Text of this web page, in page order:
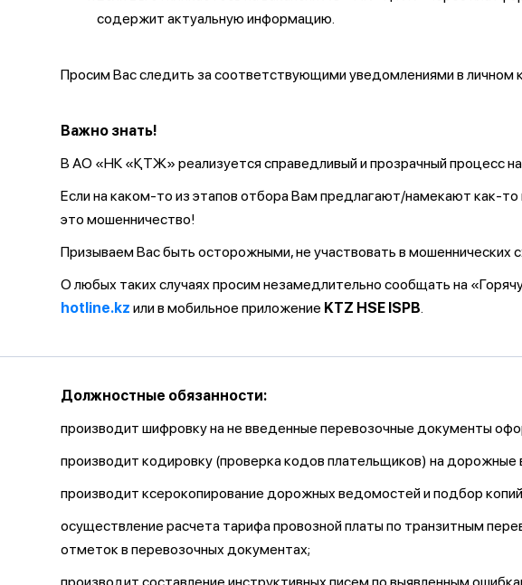
содержит актуальную информацию.
Просим Вас следить за соответствующими уведомлениями в личном
Важно знать!
В АО «НК «ҚТЖ» реализуется справедливый и прозрачный процесс
Если на каком-то из этапов отбора Вам предлагают/намекают как-
это мошенничество!
Призываем Вас быть осторожными, не участвовать в мошеннических
О любых таких случаях просим незамедлительно сообщать на
hotline.kz или в мобильное приложение KTZ HSE ISPB.
Должностные обязанности:
производит шифровку на не введенные перевозочные документы
производит кодировку (проверка кодов плательщиков) на
производит ксерокопирование дорожных ведомостей и подбор
осуществление расчета тарифа провозной платы по транзитным
отметок в перевозочных документах;